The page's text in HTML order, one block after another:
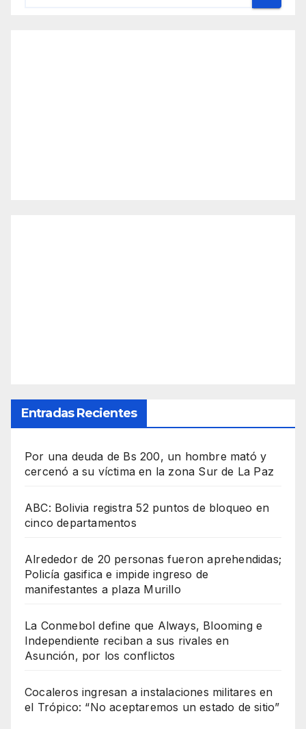
Entradas Recientes
Por una deuda de Bs 200, un hombre mató y
cercenó a su víctima en la zona Sur de La Paz
ABC: Bolivia registra 52 puntos de bloqueo en
cinco departamentos
Alrededor de 20 personas fueron aprehendidas;
Policía gasifica e impide ingreso de
manifestantes a plaza Murillo
La Conmebol define que Always, Blooming e
Independiente reciban a sus rivales en
Asunción, por los conflictos
Cocaleros ingresan a instalaciones militares en
el Trópico: “No aceptaremos un estado de sitio”